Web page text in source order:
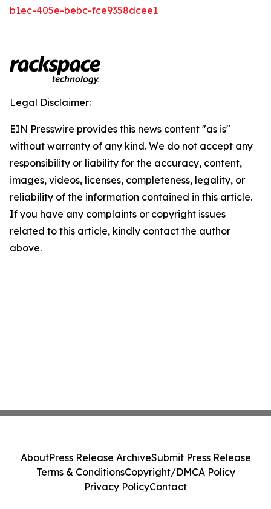
b1ec-405e-bebc-fce9358dcee1
Legal Disclaimer:
EIN Presswire provides this news content "as is"
without warranty of any kind. We do not accept any
responsibility or liability for the accuracy, content,
images, videos, licenses, completeness, legality, or
reliability of the information contained in this article.
If you have any complaints or copyright issues
related to this article, kindly contact the author
above.
AboutPress Release ArchiveSubmit Press Release
Terms & ConditionsCopyright/DMCA Policy
Privacy PolicyContact